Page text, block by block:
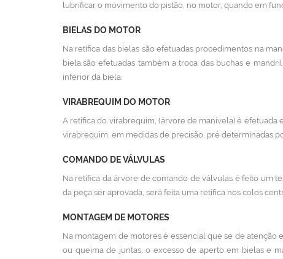
lubrificar o movimento do pistão, no motor, quando em
BIELAS DO MOTOR
Na retífica das bielas são efetuadas procedimentos na
biela,são efetuadas também a troca das buchas e
inferior da biela.
VIRABREQUIM DO MOTOR
A retífica do virabrequim, (árvore de manivela) é
virabrequim, em medidas de precisão, pré determinadas
COMANDO DE VÁLVULAS
Na retífica da árvore de comando de válvulas é feito um
da peça ser aprovada, será feita uma retífica nos colos
MONTAGEM DE MOTORES
Na montagem de motores é essencial que se de atenção
ou queima de juntas, o excesso de aperto em bielas e